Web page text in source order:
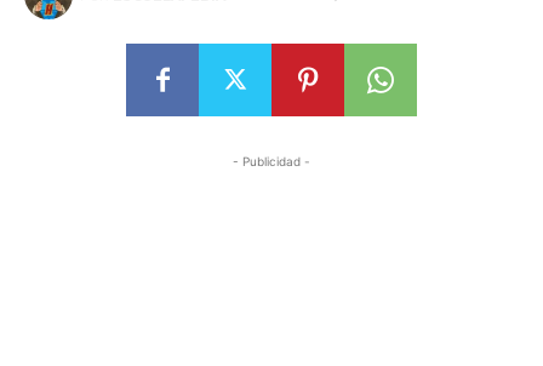
- Publicidad -